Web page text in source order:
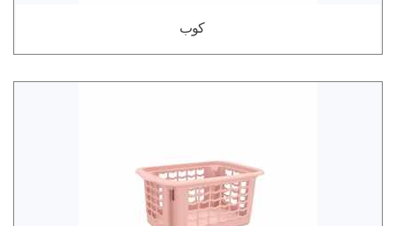
كوب